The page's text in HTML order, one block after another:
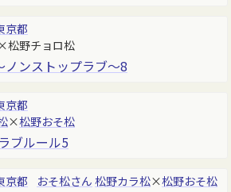
京都
松野チョロ松
ノンストップラブ～8
京都
×松野おそ松
ブルール5
京都 おそ松さん 松野カラ松×松野おそ松